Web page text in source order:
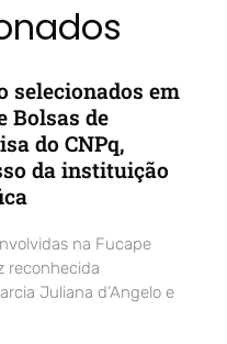
selecionados em
Bolsas de
do CNPq,
da instituição
na Fucape
reconhecida
Juliana d’Angelo e